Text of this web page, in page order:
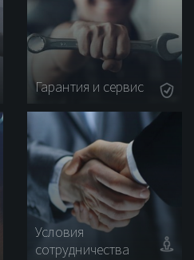
Гарантия и сервис
Условия
сотрудничества